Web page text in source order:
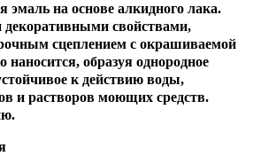
эмаль на основе алкидного лака.
свойствами,
сцеплением с окрашиваемой
наносится, образуя однородное
к действию воды,
и растворов моющих средств.